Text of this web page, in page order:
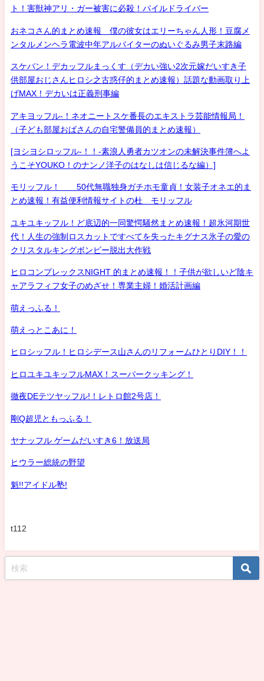
ト！害獣神アリ・ガー被害に必殺！パイルドライバー
おネコさん的まとめ速報 僕の彼女はエリーちゃん人形！豆腐メ
ンタルメンヘラ電波中年アルバイターのぬいぐるみ男子末路編
スケバン！デカッフルまっくす（デカい強い2次元嫁だいすき子
供部屋おじさんヒロシ之古惑仔的まとめ速報）話題な動画取り上
げMAX！デカいは正義刑事編
アキヨッフル-！ネオニートスケ番長のエキストラ芸能情報局！
（子ども部屋おばさんの自宅警備員的まとめ速報）
[ヨシヨシロッフル-！！-素浪人勇者カツオンの未解決事件簿へよ
うこそYOUKO！のナンノ洋子のはなしは信じるな編）]
モリッフル！ 50代無職独身ガチホモ童貞！女装子オネエ的ま
とめ速報！有益便利情報サイトの杜 モリッフル
ユキユキッフル！ど底辺的一同驚愕騒然まとめ速報！超氷河期世
代！人生の強制ロスカットですべてを失ったキグナス氷子の愛の
クリスタルキングボンビー脱出大作戦
ヒロコンプレックスNIGHT 的まとめ速報！！子供が欲しいど陰キ
ャアラフィフ女子のめざせ！専業主婦！婚活計画編
萌えっふる！
萌えっとこあに！
ヒロシッフル！ヒロシデース山さんのリフォームひとりDIY！！
ヒロユキユキッフルMAX！スーパークッキング！
徹夜DEテツヤッフル!！レトロ館2号店！
剛Q超児ともっふる！
ヤナッフル ゲームだいすき6！放送局
ヒウラー総統の野望
魁!!アイドル塾!
t112